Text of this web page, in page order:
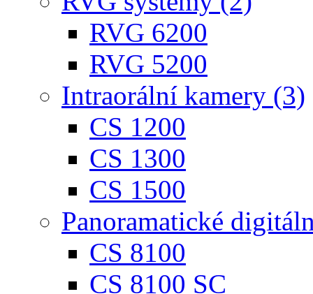
RVG 6200
RVG 5200
Intraorální kamery (3)
CS 1200
CS 1300
CS 1500
Panoramatické
CS 8100
CS 8100 SC